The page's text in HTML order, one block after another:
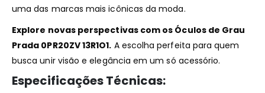
uma das marcas mais icônicas da moda.
Explore novas perspectivas com os Óculos de Grau
Prada 0PR20ZV 13R1O1. A escolha perfeita para quem
busca unir visão e elegância em um só acessório.
Especificações Técnicas: